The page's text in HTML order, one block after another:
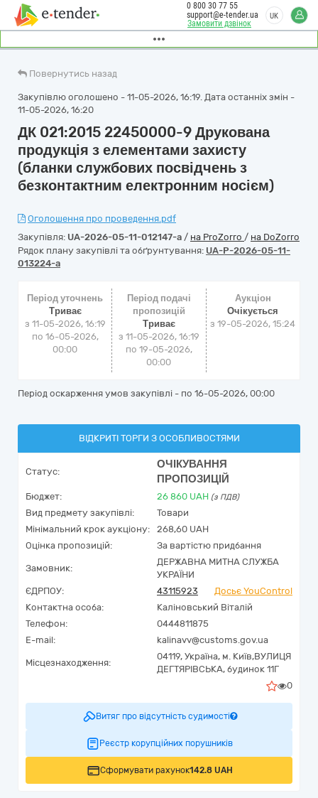
Замовити дзвінок
0 800 30 77 55
support@e-tender.ua
UK
Повернутись назад
Закупівлю оголошено - 11-05-2026, 16:19. Дата останніх змін -
11-05-2026, 16:20
ДК 021:2015 22450000-9 Друкована
продукція з елементами захисту
(бланки службових посвідчень з
безконтактним електронним носієм)
Оголошення про проведення.pdf
Закупівля: UA-2026-05-11-012147-a / на ProZorro / на DoZorro
Рядок плану закупівлі та обґрунтування: UA-P-2026-05-11-
013224-a
Період уточнень
Триває
з 11-05-2026, 16:19
по 16-05-2026,
00:00
Період подачі
пропозицій
Триває
з 11-05-2026, 16:19
по 19-05-2026,
00:00
Аукціон
Очікується
з19-05-2026, 15:24
Період оскарження умов закупівлі - по 16-05-2026, 00:00
ВІДКРИТІ ТОРГИ З ОСОБЛИВОСТЯМИ
Статус:
ОЧІКУВАННЯ
ПРОПОЗИЦІЙ
Бюджет: 26 860 UAH (з ПДВ)
Вид предмету закупівлі:
Товари
Мінімальний крок аукціону:
268,60 UAH
Оцінка пропозицій:
За вартістю придбання
Замовник:
ДЕРЖАВНА МИТНА СЛУЖБА
УКРАЇНИ
ЄДРПОУ:
43115923
Досьє YouControl
Контактна особа:
Каліновський Віталій
Телефон:
0444811875
E-mail:
kalinavv@customs.gov.ua
Місцезнаходження:
04119, Україна, м. Київ,ВУЛИЦЯ
ДЕГТЯРІВСЬКА, будинок 11Г
0
Витяг про відсутність судимості
Реєстр корупційних порушників
Сформувати рахунок142.8 UAH